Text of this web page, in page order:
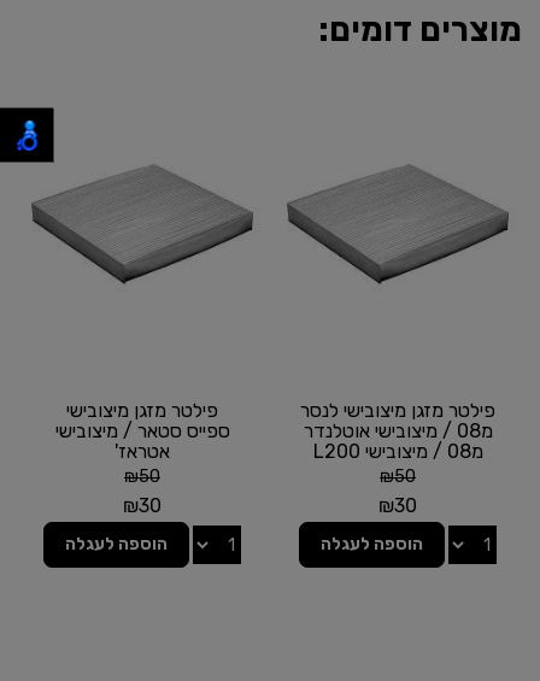
מוצרים דומים:
פילטר מזגן מיצובישי לנסר
מ08 / מיצובישי אוטלנדר
מ08 / מיצובישי L200
טריטון מ16
₪50
₪30
הוספה לעגלה
פילטר מזגן מיצובישי
ספייס סטאר / מיצובישי
אטראז'
₪50
₪30
הוספה לעגלה